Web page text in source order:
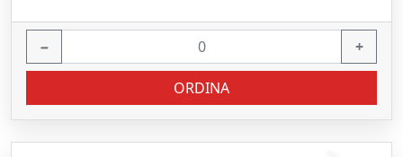
− +
ORDINA